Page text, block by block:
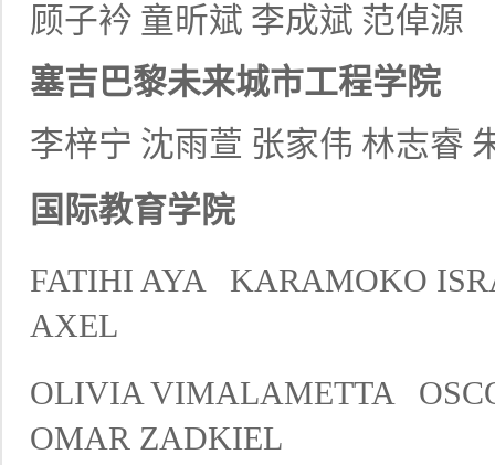
顾子衿 童昕斌 李成斌 范倬源
塞吉巴黎未来城市工程学院
李梓宁 沈雨萱 张家伟 林志睿
国际教育学院
FATIHI AYA
KARAMOKO
AXEL
OLIVIA VIMALAMETTA
OMAR ZADKIEL